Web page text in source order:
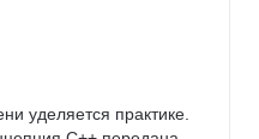
уделяется практике.